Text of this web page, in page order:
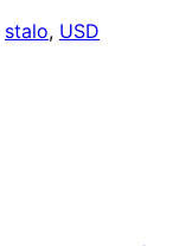
stalo, USD